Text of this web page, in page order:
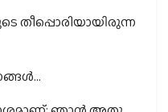
തീപ്പൊരിയായിരുന്ന